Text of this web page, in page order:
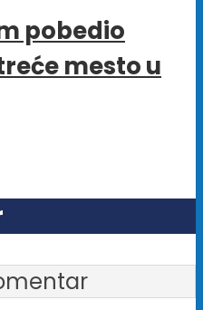
pobedio
mesto u